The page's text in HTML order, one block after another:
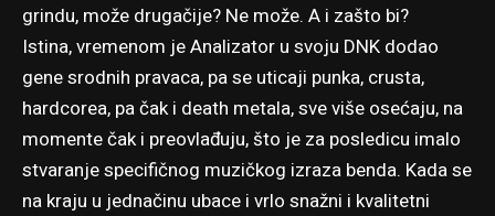
grindu, može drugačije? Ne može. A i zašto bi?
Istina, vremenom je Analizator u svoju DNK dodao
gene srodnih pravaca, pa se uticaji punka, crusta,
hardcorea, pa čak i death metala, sve više osećaju, na
momente čak i preovlađuju, što je za posledicu imalo
stvaranje specifičnog muzičkog izraza benda. Kada se
na kraju u jednačinu ubace i vrlo snažni i kvalitetni